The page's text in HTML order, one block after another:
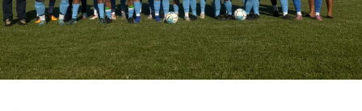
fost un moment de confuzie colectivă între „Chițac” și
„cineva care chiar schimbă ceva”.
Ceea ce este sigur e că, la Constanța,democrația e vie,